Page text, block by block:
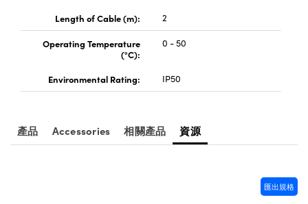
Length of Cable (m):
2
Operating Temperature
(°C):
0 - 50
Environmental Rating: IP50
產品 Accessories 相關產品 資源
匯出規格